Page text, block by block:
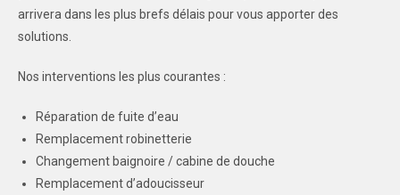
arrivera dans les plus brefs délais pour vous apporter des
solutions.
Nos interventions les plus courantes :
Réparation de fuite d’eau
Remplacement robinetterie
Changement baignoire / cabine de douche
Remplacement d’adoucisseur